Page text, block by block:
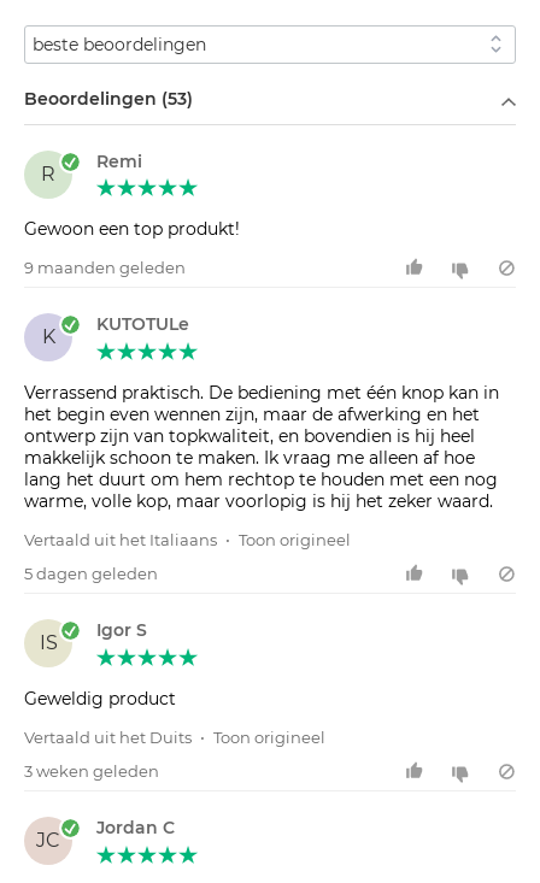
Sorteren op
Beoordelingen (53)
R
Remi
Gewoon een top produkt!
9 maanden geleden
K
KUTOTULe
Verrassend praktisch. De bediening met één knop kan in
het begin even wennen zijn, maar de afwerking en het
ontwerp zijn van topkwaliteit, en bovendien is hij heel
makkelijk schoon te maken. Ik vraag me alleen af hoe
lang het duurt om hem rechtop te houden met een nog
warme, volle kop, maar voorlopig is hij het zeker waard.
Vertaald uit het Italiaans • Toon origineel
5 dagen geleden
IS
Igor S
Geweldig product
Vertaald uit het Duits • Toon origineel
3 weken geleden
JC
Jordan C